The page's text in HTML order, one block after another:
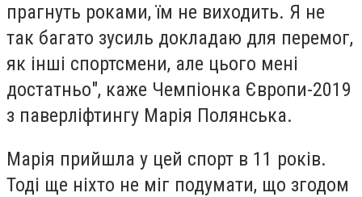
прагнуть роками, їм не виходить. Я не
так багато зусиль докладаю для перемог,
як інші спортсмени, але цього мені
достатньо", каже Чемпіонка Європи-2019
з паверліфтингу Марія Полянська.
Марія прийшла у цей спорт в 11 років.
Тоді ще ніхто не міг подумати, що згодом